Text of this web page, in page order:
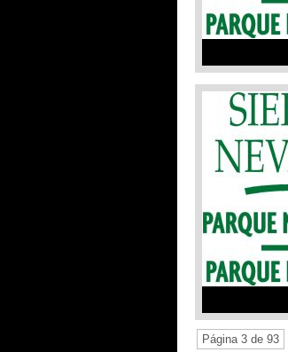
Leer Más »
Ficha Aviso
Desde el
compartimos
del 06 de
el Parque
Nevada
Carihuela.
Leer Más »
Página 3 de 93